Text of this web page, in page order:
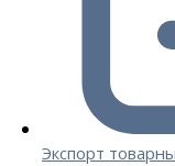
Экспорт